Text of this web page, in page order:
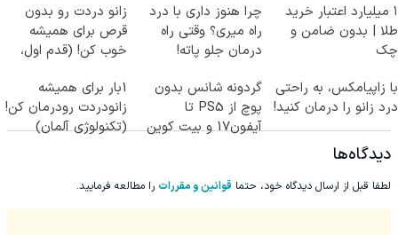
۱ میلیارد اعتبار خرید
طلا | بدون ضامن و
چک
چرا هنوز داری با درد
راه میری؟ وقتی راه
درمان جلو پاته!
زانو دردت رو بدون
قرص برای همیشه
خوب کن! (قدم اول،
با زاپیامکس، به راحتی
درد زانو را درمان کنید!
گردونه شانس بدون
پوچ از PS5 تا
آیفون17 و بیت کوین
1بار برای همیشه
زانودردت رودرمان کن!
(تکنولوژی آلمان)
دیدگاه‌ها
لطفا قبل از ارسال دیدگاه خود، حتما قوانین و مقررات را مطالعه فرمایید.